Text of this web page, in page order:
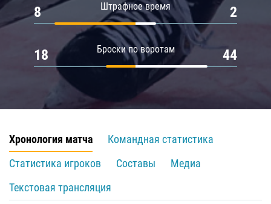
Штрафное время
8 2
Броски по воротам
18 44
Хронология матча
Командная статистика
Статистика игроков
Составы
Медиа
Текстовая трансляция